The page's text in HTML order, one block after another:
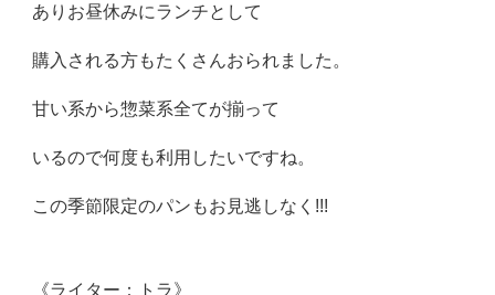
ありお昼休みにランチとして
購入される方もたくさんおられました。
甘い系から惣菜系全てが揃って
いるので何度も利用したいですね。
この季節限定のパンもお見逃しなく!!!
《ライター：トラ》